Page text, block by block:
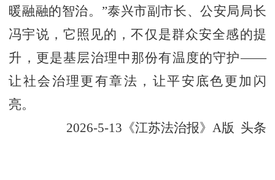
暖融融的智治。”泰兴市副市长、公安局局长
冯宇说，它照见的，不仅是群众安全感的提
升，更是基层治理中那份有温度的守护——
让社会治理更有章法，让平安底色更加闪
亮。
2026-5-13《江苏法治报》A版 头条